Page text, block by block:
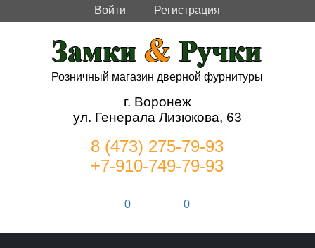
Войти Регистрация
Розничный магазин дверной фурнитуры
г. Воронеж
ул. Генерала Лизюкова, 63
8 (473) 275-79-93
+7-910-749-79-93
0 0